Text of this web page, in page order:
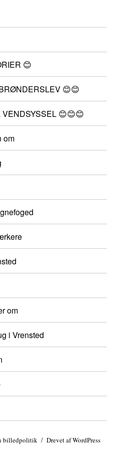
😊
😊😊
😊😊😊
om
om
i Vrensted
billedpolitik Drevet af WordPress